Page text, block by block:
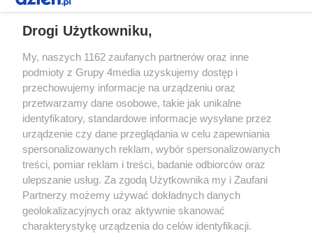
Redakcja Reklama Prywatność
Praca Łódź
the:protocol
Drogi Użytkowniku,
My, naszych 1162 zaufanych partnerów oraz inne
podmioty z Grupy 4media uzyskujemy dostęp i
przechowujemy informacje na urządzeniu oraz
przetwarzamy dane osobowe, takie jak unikalne
identyfikatory, standardowe informacje wysyłane przez
urządzenie czy dane przeglądania w celu zapewniania
spersonalizowanych reklam, wybór spersonalizowanych
treści, pomiar reklam i treści, badanie odbiorców oraz
ulepszanie usług. Za zgodą Użytkownika my i Zaufani
Partnerzy możemy używać dokładnych danych
geolokalizacyjnych oraz aktywnie skanować
charakterystykę urządzenia do celów identyfikacji.